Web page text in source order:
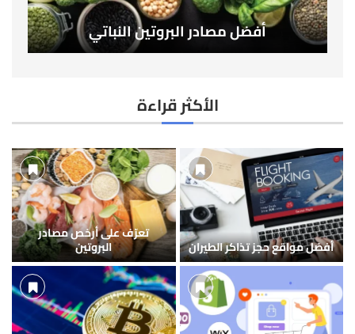
أفضل مصادر البروتين النباتي
الأكثر قراءة
أفضل مواقع حجز تذاكر الطيران
تعرّف على أرخص مصادر
البروتين